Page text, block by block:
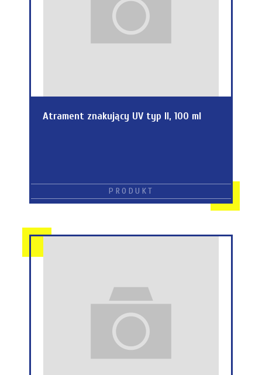
Atrament znakujący UV typ II, 100 ml